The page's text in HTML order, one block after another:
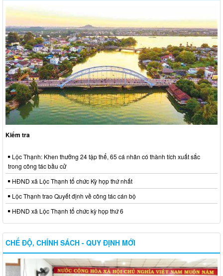
Kiểm tra
Lộc Thạnh: Khen thưởng 24 tập thể, 65 cá nhân có thành tích xuất sắc
trong công tác bầu cử
HĐND xã Lộc Thạnh tổ chức Kỳ họp thứ nhất
Lộc Thạnh trao Quyết định về công tác cán bộ
HĐND xã Lộc Thạnh tổ chức kỳ họp thứ 6
CHẾ ĐỘ, CHÍNH SÁCH - QUY ĐỊNH MỚI